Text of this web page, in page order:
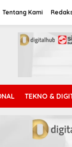
Tentang Kami
TEKNO &